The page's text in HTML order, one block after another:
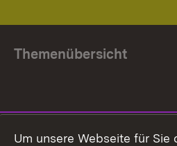
Themenübersicht
Um unsere Webseite für